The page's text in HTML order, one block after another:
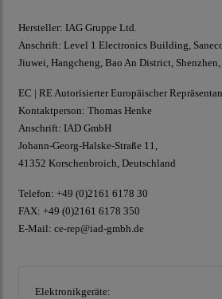
Hersteller: IAG Gruppe Ltd.
Anschrift: Level 1 Electronics Building,
Jiuwei, Hangcheng, Bao An District,
EC | RE Autorisierter Europäischer
Kontaktperson: Thomas Henke
Anschrift: IAD GmbH
Johann-Georg-Halske-Straße 11,
41352 Korschenbroich, Deutschland
Telefon: +49 (0)2161 6178 30
FAX: +49 (0)2161 6178 350
E-Mail: ce-rep@iad-gmbh.de
Elektronikgeräte: